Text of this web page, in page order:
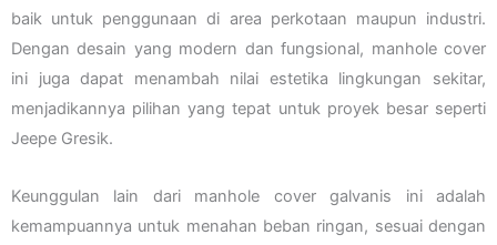
baik untuk penggunaan di area perkotaan maupun industri.
Dengan desain yang modern dan fungsional, manhole cover
ini juga dapat menambah nilai estetika lingkungan sekitar,
menjadikannya pilihan yang tepat untuk proyek besar seperti
Jeepe Gresik.
Keunggulan lain dari manhole cover galvanis ini adalah
kemampuannya untuk menahan beban ringan, sesuai dengan